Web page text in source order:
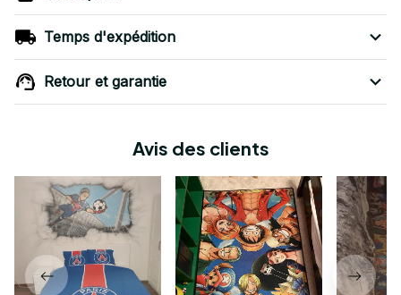
Temps d'expédition
Retour et garantie
Avis des clients